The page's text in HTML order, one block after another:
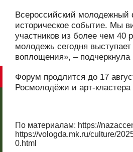
Всероссийский
историческое событие. Мы
участников из более чем
молодежь сегодня
воплощения», –
Форум продлится до 17
Росмолодёжи и арт-кластера
По материалам: https://
https://vologda.mk.ru/culture/
0.html